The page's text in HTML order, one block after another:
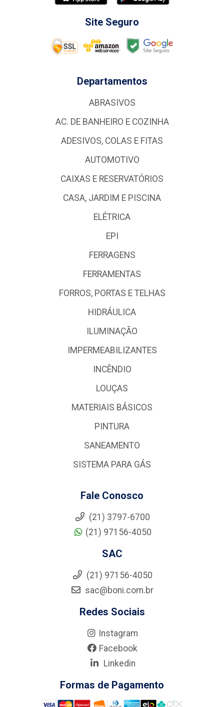
Site Seguro
Departamentos
ABRASIVOS
AC. DE BANHEIRO E COZINHA
ADESIVOS, COLAS E FITAS
AUTOMOTIVO
CAIXAS E RESERVATÓRIOS
CASA, JARDIM E PISCINA
ELÉTRICA
EPI
FERRAGENS
FERRAMENTAS
FORROS, PORTAS E TELHAS
HIDRÁULICA
ILUMINAÇÃO
IMPERMEABILIZANTES
INCÊNDIO
LOUÇAS
MATERIAIS BÁSICOS
PINTURA
SANEAMENTO
SISTEMA PARA GÁS
Fale Conosco
(21) 3797-6700
(21) 97156-4050
SAC
(21) 97156-4050
sac@boni.com.br
Redes Sociais
Instagram
Facebook
Linkedin
Formas de Pagamento